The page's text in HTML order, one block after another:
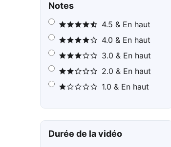
Notes
4.5 & En haut
4.0 & En haut
3.0 & En haut
2.0 & En haut
1.0 & En haut
Durée de la vidéo